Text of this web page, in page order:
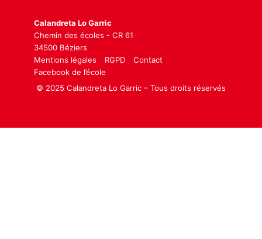
Calandreta Lo Garric
Chemin des écoles - CR 61
34500 Béziers
Mentions légales
RGPD
Contact
Facebook de l’école
© 2025 Calandreta Lo Garric – Tous droits réservés